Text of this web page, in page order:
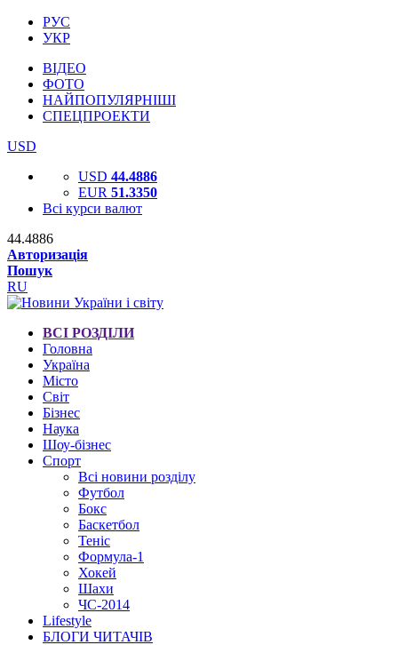
РУС
УКР
ВІДЕО
ФОТО
НАЙПОПУЛЯРНІШІ
СПЕЦПРОЕКТИ
USD
USD 44.4886
EUR 51.3350
Всі курси валют
44.4886
Авторизація
Пошук
RU
ВСІ РОЗДІЛИ
Головна
Україна
Місто
Світ
Бізнес
Наука
Шоу-бізнес
Спорт
Всі новини розділу
Футбол
Бокс
Баскетбол
Теніс
Формула-1
Хокей
Шахи
ЧС-2014
Lifestyle
БЛОГИ ЧИТАЧІВ